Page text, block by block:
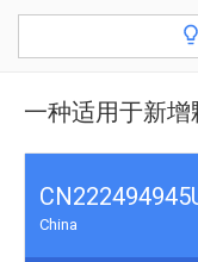
一种适用于新
China